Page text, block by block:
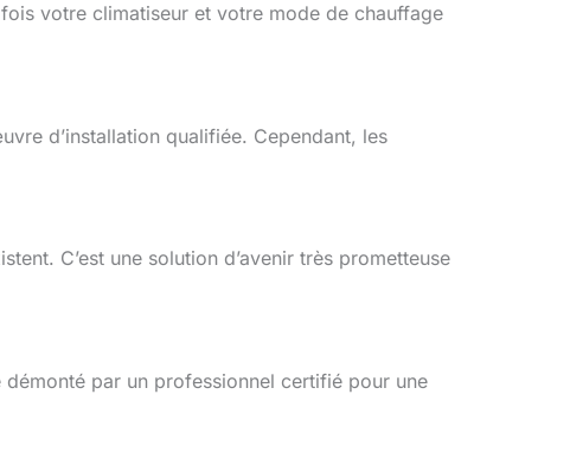
votre climatiseur et votre mode de chauffage
d’installation qualifiée. Cependant, les
C’est une solution d’avenir très prometteuse
démonté par un professionnel certifié pour une